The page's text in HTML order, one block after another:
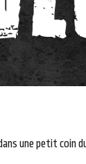
une petit coin